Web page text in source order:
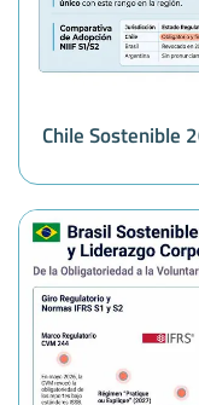
Chile Sostenible